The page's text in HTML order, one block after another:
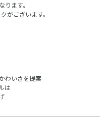
ます。
がございます。
わいさを提案
は